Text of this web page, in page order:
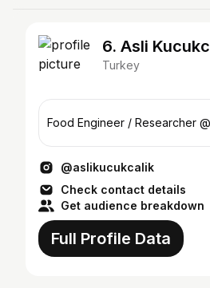
6. Asli
Turkey
Food Engineer / Researcher
@aslikucukcalik
Check contact details
Get audience breakdown
Full Profile Data